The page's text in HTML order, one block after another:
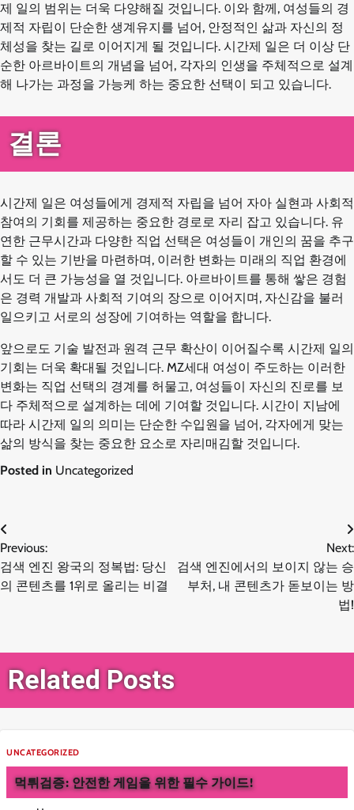
제 일의 범위는 더욱 다양해질 것입니다. 이와 함께, 여성들의 경
제적 자립이 단순한 생계유지를 넘어, 안정적인 삶과 자신의 정
체성을 찾는 길로 이어지게 될 것입니다. 시간제 일은 더 이상 단
순한 아르바이트의 개념을 넘어, 각자의 인생을 주체적으로 설계
해 나가는 과정을 가능케 하는 중요한 선택이 되고 있습니다.
결론
시간제 일은 여성들에게 경제적 자립을 넘어 자아 실현과 사회적
참여의 기회를 제공하는 중요한 경로로 자리 잡고 있습니다. 유
연한 근무시간과 다양한 직업 선택은 여성들이 개인의 꿈을 추구
할 수 있는 기반을 마련하며, 이러한 변화는 미래의 직업 환경에
서도 더 큰 가능성을 열 것입니다. 아르바이트를 통해 쌓은 경험
은 경력 개발과 사회적 기여의 장으로 이어지며, 자신감을 불러
일으키고 서로의 성장에 기여하는 역할을 합니다.
앞으로도 기술 발전과 원격 근무 확산이 이어질수록 시간제 일의
기회는 더욱 확대될 것입니다. MZ세대 여성이 주도하는 이러한
변화는 직업 선택의 경계를 허물고, 여성들이 자신의 진로를 보
다 주체적으로 설계하는 데에 기여할 것입니다. 시간이 지남에
따라 시간제 일의 의미는 단순한 수입원을 넘어, 각자에게 맞는
삶의 방식을 찾는 중요한 요소로 자리매김할 것입니다.
Posted in Uncategorized
글
탐
Previous:
검색 엔진 왕국의 정복법: 당신
의 콘텐츠를 1위로 올리는 비결
Next:
검색 엔진에서의 보이지 않는 승
부처, 내 콘텐츠가 돋보이는 방
법!
Related Posts
UNCATEGORIZED
먹튀검증: 안전한 게임을 위한 필수 가이드!